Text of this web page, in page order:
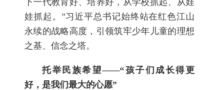
下一代教育好、培养好，从学校抓起、从娃
娃抓起。”习近平总书记始终站在红色江山
永续的战略高度，引领筑牢少年儿童的理想
之基、信念之塔。
托举民族希望——“孩子们成长得更
好，是我们最大的心愿”